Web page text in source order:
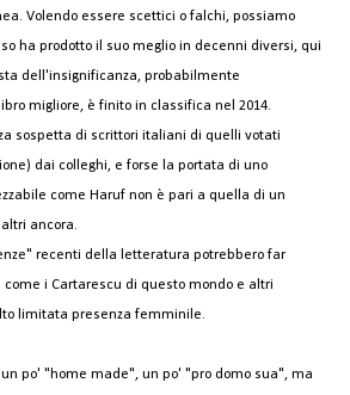
Volendo essere scettici o falchi, possiamo
ha prodotto il suo meglio in decenni diversi, qui
dell'insignificanza, probabilmente
migliore, è finito in classifica nel 2014.
sospetta di scrittori italiani di quelli votati
dai colleghi, e forse la portata di uno
come Haruf non è pari a quella di un
ancora.
recenti della letteratura potrebbero far
i Cartarescu di questo mondo e altri
limitata presenza femminile.
po' "home made", un po' "pro domo sua", ma